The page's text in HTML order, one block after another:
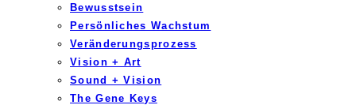
Bewusstsein
Persönliches Wachstum
Veränderungsprozess
Vision + Art
Sound + Vision
The Gene Keys